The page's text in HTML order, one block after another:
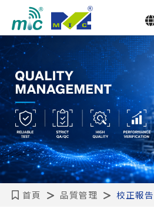
首頁 品質管理 校正報告
Cookie管理面板